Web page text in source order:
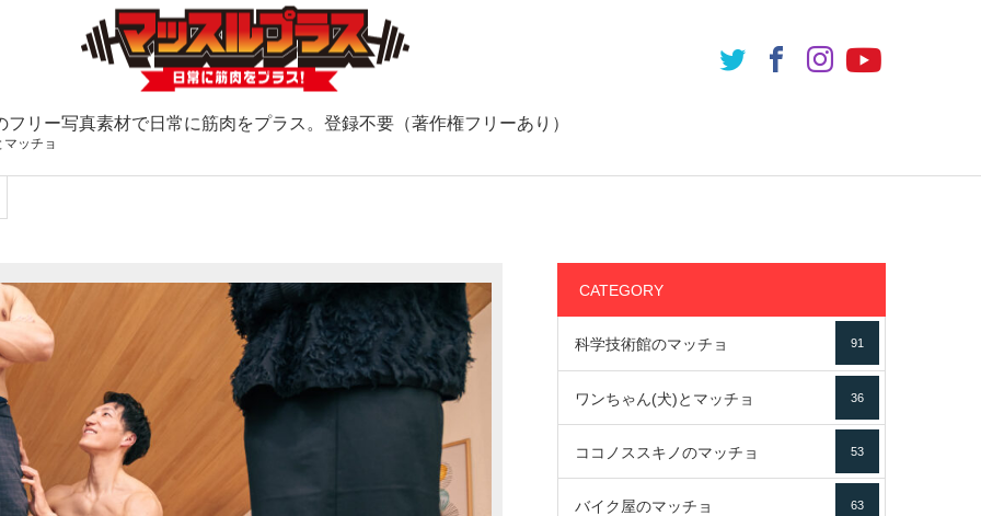
フリー写真素材で日常に筋肉をプラス。登録不要（著作権フリーあり）
ッチョ
CATEGORY
科学技術館のマッチョ 91
ワンちゃん(犬)とマッチョ 36
ココノススキノのマッチョ 53
バイク屋のマッチョ 63